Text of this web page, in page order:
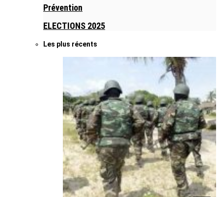
Prévention
ELECTIONS 2025
Les plus récents